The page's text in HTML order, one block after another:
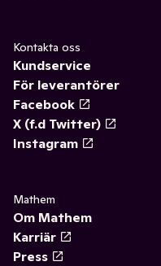
Kontakta oss
Kundservice
För leverantörer
Facebook
X (f.d Twitter)
Instagram
Mathem
Om Mathem
Karriär
Press